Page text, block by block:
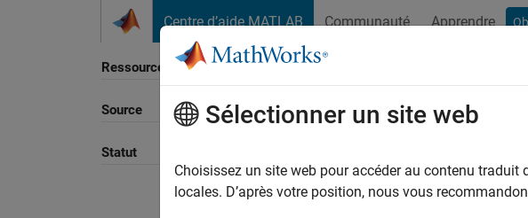
Centre d’aide MATLAB Communauté Apprendre
Ressource
Source
Statut
Sélectionner un site web
Choisissez un site web pour accéder au contenu
locales. D’après votre position, nous vous